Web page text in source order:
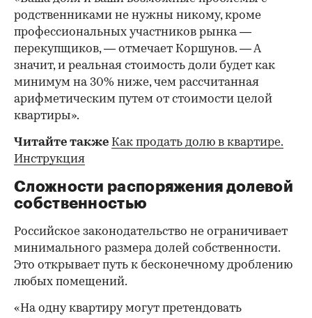
родственниками не нужны никому, кроме
профессиональных участников рынка —
перекупщиков, — отмечает Коршунов. — А
значит, и реальная стоимость доли будет как
минимум на 30% ниже, чем рассчитанная
арифметическим путем от стоимости целой
квартиры».
Читайте также Как продать долю в квартире.
Инструкция
Сложности распоряжения долевой
собственностью
Российское законодательство не ограничивает
минимального размера долей собственности.
Это открывает путь к бесконечному дроблению
любых помещений.
«На одну квартиру могут претендовать